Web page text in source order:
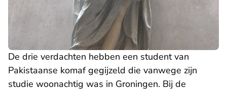
De drie verdachten hebben een student van
Pakistaanse komaf gegijzeld die vanwege zijn
studie woonachtig was in Groningen. Bij de